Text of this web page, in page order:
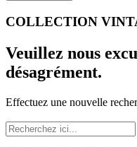
COLLECTION
Veuillez nous
désagrément.
Effectuez une nouvelle